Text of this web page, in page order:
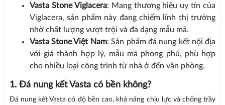
Vasta Stone Viglacera: Mang thương hiệu uy tín của
Viglacera, sản phẩm này đang chiếm lĩnh thị trường
nhờ chất lượng vượt trội và đa dạng mẫu mã.
Vasta Stone Việt Nam: Sản phẩm đá nung kết nội địa
với giá thành hợp lý, mẫu mã phong phú, phù hợp
cho nhiều loại công trình từ nhà ở đến văn phòng.
1. Đá nung kết Vasta có bền không?
Đá nung kết Vasta có độ bền cao, khả năng chịu lực và chống trầy